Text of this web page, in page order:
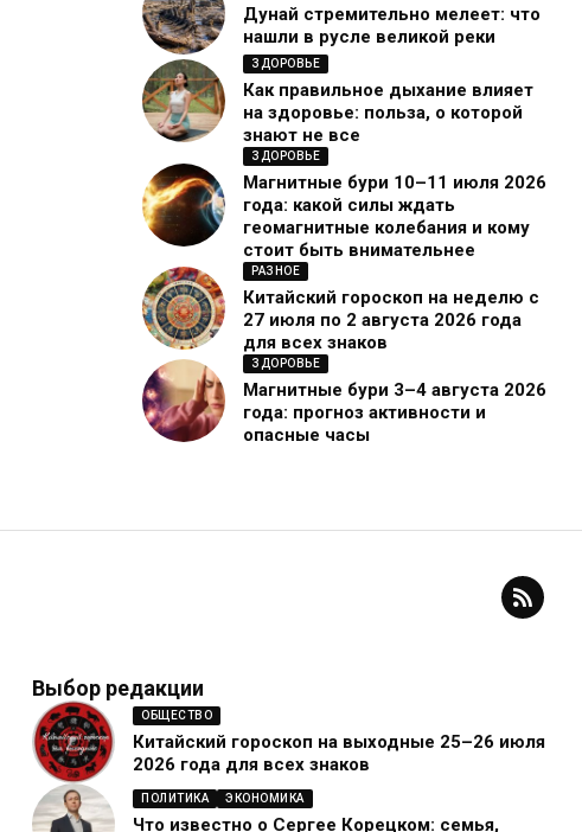
Дунай стремительно мелеет: что
нашли в русле великой реки
ЗДОРОВЬЕ
Как правильное дыхание влияет
на здоровье: польза, о которой
знают не все
ЗДОРОВЬЕ
Магнитные бури 10–11 июля 2026
года: какой силы ждать
геомагнитные колебания и кому
стоит быть внимательнее
РАЗНОЕ
Китайский гороскоп на неделю с
27 июля по 2 августа 2026 года
для всех знаков
ЗДОРОВЬЕ
Магнитные бури 3–4 августа 2026
года: прогноз активности и
опасные часы
Выбор редакции
ОБЩЕСТВО
Китайский гороскоп на выходные 25–26 июля
2026 года для всех знаков
ПОЛИТИКА ЭКОНОМИКА
Что известно о Сергее Корецком: семья,